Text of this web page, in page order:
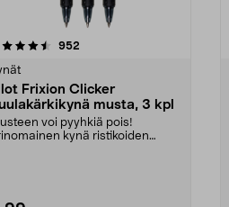
952
Frixion Clicker
musta, 3 kpl
voi pyyhkiä pois!
kynä ristikoiden
3.5 viidestä